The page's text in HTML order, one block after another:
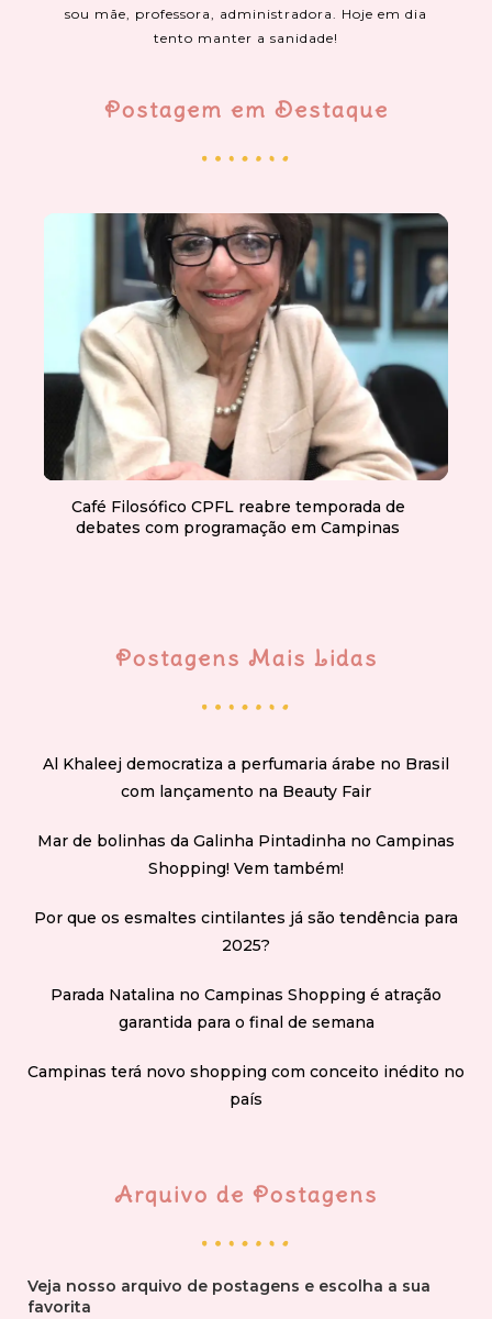
sou mãe, professora, administradora. Hoje em dia
tento manter a sanidade!
Postagem em Destaque
Café Filosófico CPFL reabre temporada de
debates com programação em Campinas
Postagens Mais Lidas
Al Khaleej democratiza a perfumaria árabe no Brasil
com lançamento na Beauty Fair
Mar de bolinhas da Galinha Pintadinha no Campinas
Shopping! Vem também!
Por que os esmaltes cintilantes já são tendência para
2025?
Parada Natalina no Campinas Shopping é atração
garantida para o final de semana
Campinas terá novo shopping com conceito inédito no
país
Arquivo de Postagens
Veja nosso arquivo de postagens e escolha a sua
favorita